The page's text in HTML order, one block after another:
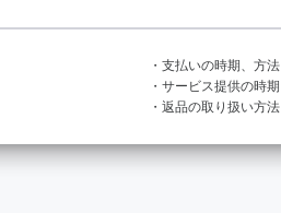
・支払いの時期、方法
・サービス提供の時期
・返品の取り扱い方法